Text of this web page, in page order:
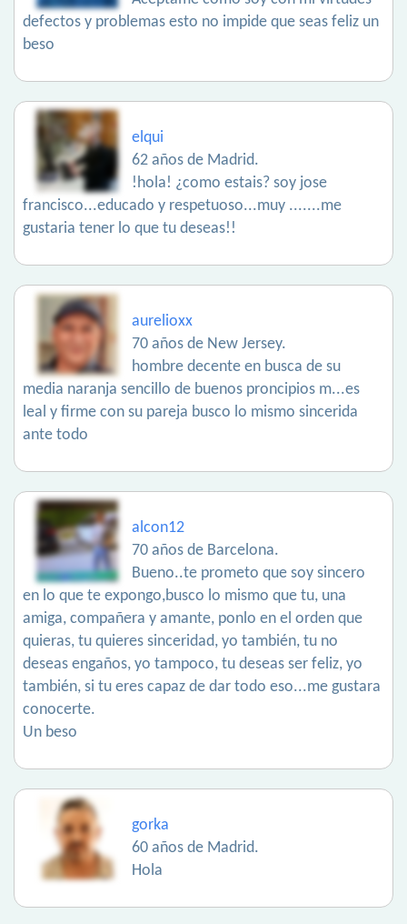
defectos y problemas esto no impide que seas feliz un
beso
elqui
62 años de Madrid.
!hola! ¿como estais? soy jose
francisco...educado y respetuoso...muy .......me
gustaria tener lo que tu deseas!!
aurelioxx
70 años de New Jersey.
hombre decente en busca de su
media naranja sencillo de buenos proncipios m...es
leal y firme con su pareja busco lo mismo sincerida
ante todo
alcon12
70 años de Barcelona.
Bueno..te prometo que soy sincero
en lo que te expongo,busco lo mismo que tu, una
amiga, compañera y amante, ponlo en el orden que
quieras, tu quieres sinceridad, yo también, tu no
deseas engaños, yo tampoco, tu deseas ser feliz, yo
también, si tu eres capaz de dar todo eso...me gustara
conocerte.
Un beso
gorka
60 años de Madrid.
Hola